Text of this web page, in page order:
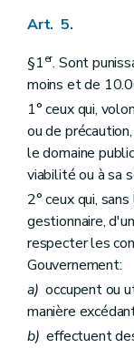
Art. 5.
§1er. Sont
moins et de
1° ceux qui,
ou de
le domaine
viabilité ou à sa
2° ceux qui,
gestionnaire,
respecter les
Gouvernement:
a) occupent ou
manière
b) effectuent